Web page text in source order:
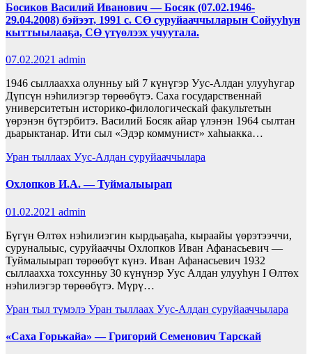
Босиков Василий Иванович — Босяк (07.02.1946-
29.04.2008) бэйээт, 1991 с. СӨ суруйааччыларын Сойууһун
кыттыылааҕа, СӨ үтүөлээх учуутала.
07.02.2021 admin
1946 сыллаахха олунньу ый 7 күнүгэр Уус-Алдан улууһугар
Дүпсүн нэһилиэгэр төрөөбүтэ. Саха государственнай
университетын историко-филологическай факультетын
үөрэнэн бүтэрбитэ. Василий Босяк айар үлэнэн 1964 сылтан
дьарыктанар. Ити сыл «Эдэр коммунист» хаһыакка…
Уран тыллаах Уус-Алдан суруйааччылара
Охлопков И.А. — Туймалыырап
01.02.2021 admin
Бүгүн Өлтөх нэһилиэгин кырдьаҕаһа, кыраайы үөрэтээччи,
суруналыыс, суруйааччы Охлопков Иван Афанасьевич —
Туймалыырап төрөөбүт күнэ. Иван Афанасьевич 1932
сыллаахха тохсунньу 30 күнүнэр Уус Алдан улууһун I Өлтөх
нэһилиэгэр төрөөбүтэ. Мүрү…
Уран тыл түмэлэ Уран тыллаах Уус-Алдан суруйааччылара
«Саха Горькайа» — Григорий Семенович Тарскай